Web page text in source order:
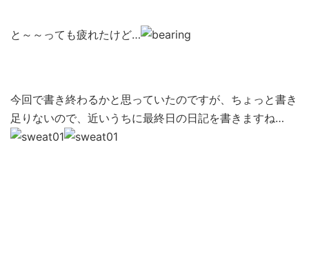
と～～っても疲れたけど…
今回で書き終わるかと思っていたのですが、ちょっと書き
足りないので、近いうちに最終日の日記を書きますね…